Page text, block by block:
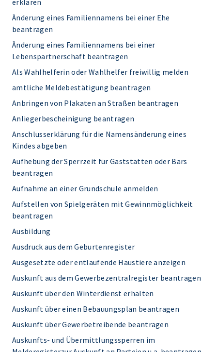
erklären
Änderung eines Familiennamens bei einer Ehe
beantragen
Änderung eines Familiennamens bei einer
Lebenspartnerschaft beantragen
Als Wahlhelferin oder Wahlhelfer freiwillig melden
amtliche Meldebestätigung beantragen
Anbringen von Plakaten an Straßen beantragen
Anliegerbescheinigung beantragen
Anschlusserklärung für die Namensänderung eines
Kindes abgeben
Aufhebung der Sperrzeit für Gaststätten oder Bars
beantragen
Aufnahme an einer Grundschule anmelden
Aufstellen von Spielgeräten mit Gewinnmöglichkeit
beantragen
Ausbildung
Ausdruck aus dem Geburtenregister
Ausgesetzte oder entlaufende Haustiere anzeigen
Auskunft aus dem Gewerbezentralregister beantragen
Auskunft über den Winterdienst erhalten
Auskunft über einen Bebauungsplan beantragen
Auskunft über Gewerbetreibende beantragen
Auskunfts- und Übermittlungssperren im